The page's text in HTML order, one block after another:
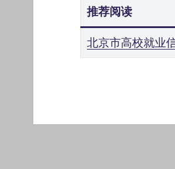
推荐阅读
北京市高校就业